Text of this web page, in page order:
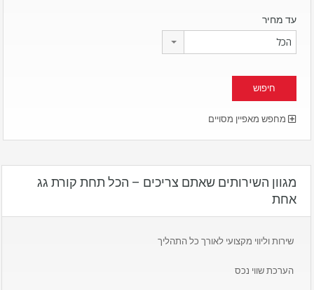
עד מחיר
הכל
מחפש מאפיין מסויים
מגוון השירותים שאתם צריכים – הכל תחת קורת גג
אחת
שירות וליווי מקצועי לאורך כל התהליך
הערכת שווי נכס